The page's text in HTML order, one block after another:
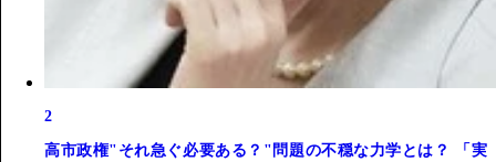
2
高市政権"それ急ぐ必要ある？"問題の不穏な力学とは？ 「実